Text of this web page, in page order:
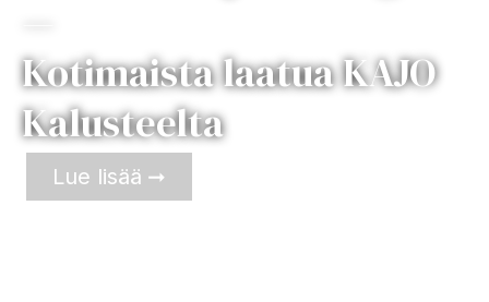
Kotimaista laatua KAJO
Kalusteelta
Lue lisää